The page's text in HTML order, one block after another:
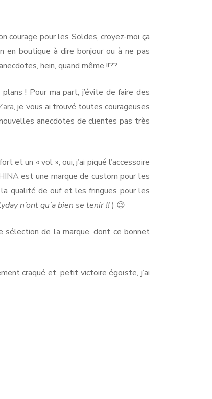
courage pour les Soldes, croyez-moi ça
en boutique à dire bonjour ou à ne pas
hein, quand même !!??
! Pour ma part, j’évite de faire des
, je vous ai trouvé toutes courageuses
anecdotes de clientes pas très
et un « vol », oui, j’ai piqué l’accessoire
est une marque de custom pour les
qualité de ouf et les fringues pour les
n’ont qu’a bien se tenir !!) 😉
de la marque, dont ce bonnet
craqué et, petit victoire égoïste, j’ai